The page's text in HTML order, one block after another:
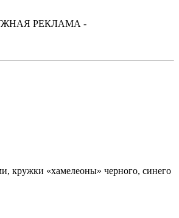
РЕКЛАМА -
«хамелеоны» черного, синего